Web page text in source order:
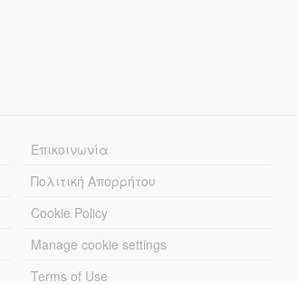
Επικοινωνία
Πολιτική Απορρήτου
Cookie Policy
Manage cookie settings
Terms of Use